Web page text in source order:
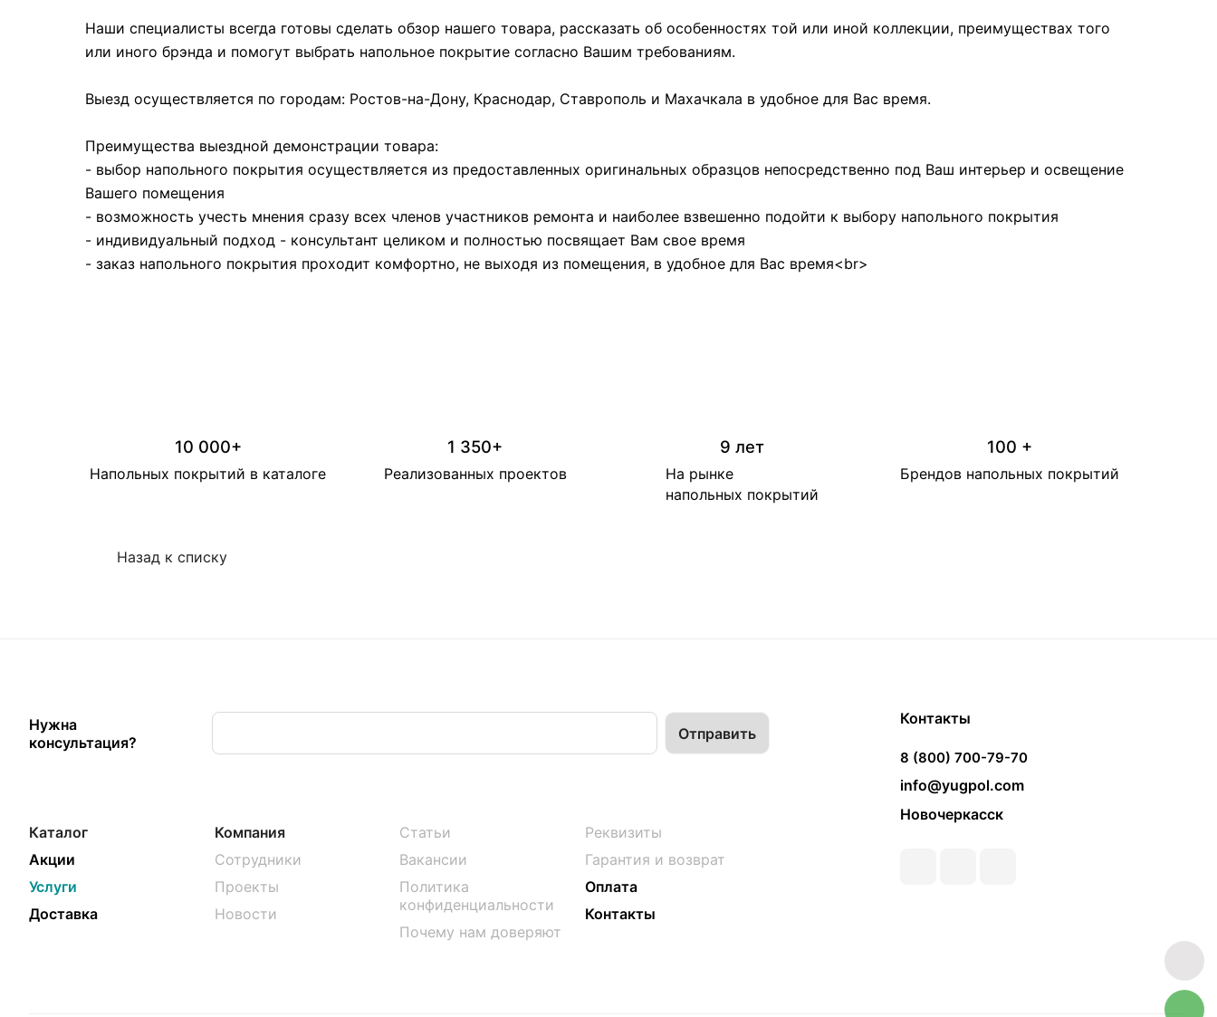
Наши специалисты всегда готовы сделать обзор нашего товара, рассказать об особенностях той или иной коллекции, преимуществах того
или иного брэнда и помогут выбрать напольное покрытие согласно Вашим требованиям.
Выезд осуществляется по городам: Ростов-на-Дону, Краснодар, Ставрополь и Махачкала в удобное для Вас время.
Преимущества выездной демонстрации товара:
- выбор напольного покрытия осуществляется из предоставленных оригинальных образцов непосредственно под Ваш интерьер и освещение
Вашего помещения
- возможность учесть мнения сразу всех членов участников ремонта и наиболее взвешенно подойти к выбору напольного покрытия
- индивидуальный подход - консультант целиком и полностью посвящает Вам свое время
- заказ напольного покрытия проходит комфортно, не выходя из помещения, в удобное для Вас время<br>
10 000+
Напольных покрытий в каталоге
1 350+
Реализованных проектов
9 лет
На рынке
напольных покрытий
100 +
Брендов напольных покрытий
Назад к списку
Нужна
консультация?
Каталог
Акции
Услуги
Доставка
Компания
Сотрудники
Проекты
Новости
Статьи
Вакансии
Политика
конфиденциальности
Почему нам доверяют
Реквизиты
Гарантия и возврат
Оплата
Контакты
Контакты
8 (800) 700-79-70
info@yugpol.com
Новочеркаcск